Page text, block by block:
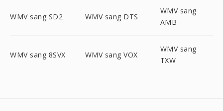
WMV sang SD2 WMV sang DTS
WMV sang
AMB
WMV sang 8SVX WMV sang VOX
WMV sang
TXW